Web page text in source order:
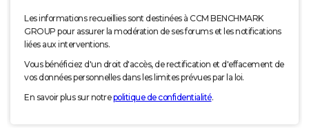
Les informations recueillies sont destinées à CCM BENCHMARK
GROUP pour assurer la modération de ses forums et les notifications
liées aux interventions.
Vous bénéficiez d'un droit d'accès, de rectification et d'effacement de
vos données personnelles dans les limites prévues par la loi.
En savoir plus sur notrepolitique de confidentialité.